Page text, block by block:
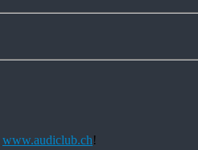
www.audiclub.ch!